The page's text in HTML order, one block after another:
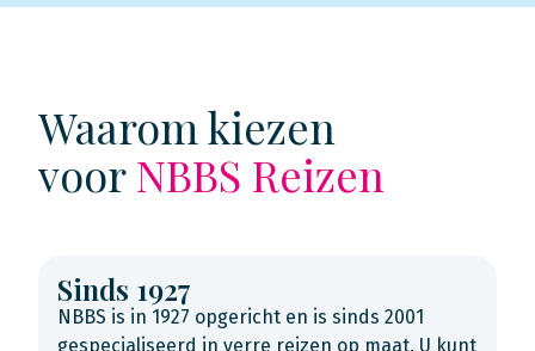
Waarom kiezen
voorNBBS Reizen
Sinds 1927
NBBS is in 1927 opgericht en is sinds 2001
gespecialiseerd in verre reizen op maat. U kunt